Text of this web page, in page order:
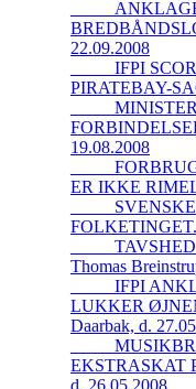
22.09.2008
_____IFPI
PIRATEBAY-
19.08.2008
ER IKKE
Thomas
_____IFPI
LUKKER
Daarbak, d.
EKSTRASKAT
d. 26.05.2008